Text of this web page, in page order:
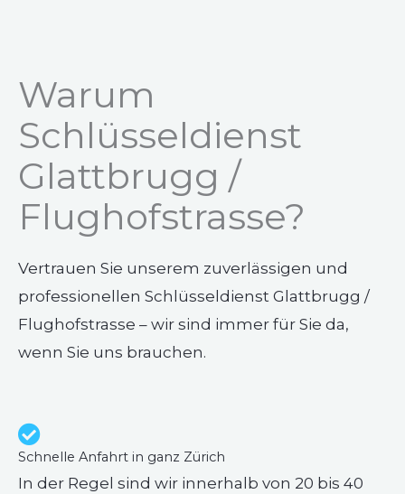
Warum
Schlüsseldienst
Glattbrugg /
Flughofstrasse?
Vertrauen Sie unserem zuverlässigen und
professionellen Schlüsseldienst Glattbrugg /
Flughofstrasse – wir sind immer für Sie da,
wenn Sie uns brauchen.
Schnelle Anfahrt in ganz Zürich
In der Regel sind wir innerhalb von 20 bis 40